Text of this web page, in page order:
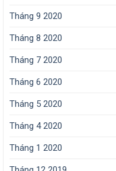
Tháng 9 2020
Tháng 8 2020
Tháng 7 2020
Tháng 6 2020
Tháng 5 2020
Tháng 4 2020
Tháng 1 2020